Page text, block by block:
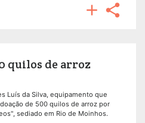
 
quilos de arroz
Luís da Silva, equipamento que
de 500 quilos de arroz por
sediado em Rio de Moinhos.